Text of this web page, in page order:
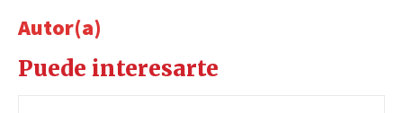
Autor(a)
Puede interesarte